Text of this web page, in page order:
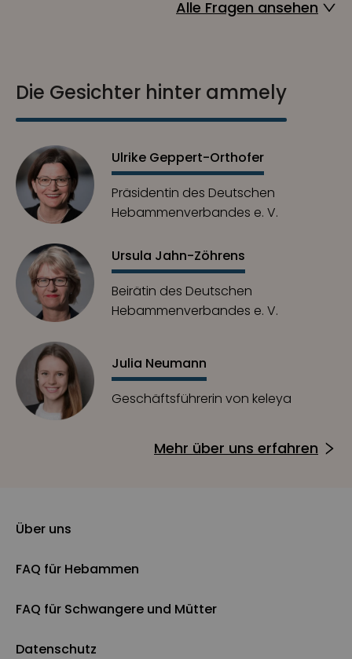
Alle Fragen ansehen
Die Gesichter hinter ammely
Ulrike Geppert-Orthofer
Präsidentin des Deutschen
Hebammenverbandes e. V.
Ursula Jahn-Zöhrens
Beirätin des Deutschen
Hebammenverbandes e. V.
Julia Neumann
Geschäftsführerin von keleya
Mehr über uns erfahren
Über uns
FAQ für Hebammen
FAQ für Schwangere und Mütter
Datenschutz